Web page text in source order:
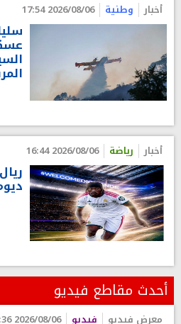
أخبار وطنية 2026/08/06 17:54
أخبار رياضة 2026/08/06 16:44
أحدث مقاطع فيديو
معرض فيديو فيديو 2026/08/06 09:36